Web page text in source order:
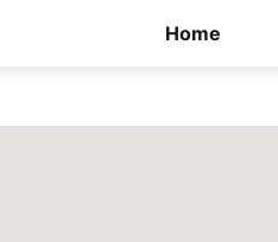
Home